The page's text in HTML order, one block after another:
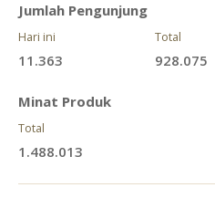
Jumlah Pengunjung
Hari ini
11.363
Total
928.075
Minat Produk
Total
1.488.013